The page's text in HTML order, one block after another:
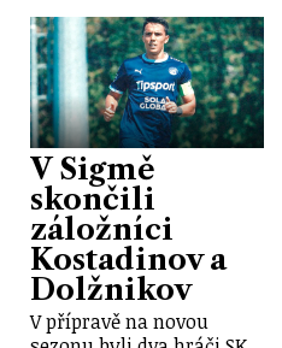
V Sigmě
skončili
záložníci
Kostadinov a
Dolžnikov
V přípravě na novou